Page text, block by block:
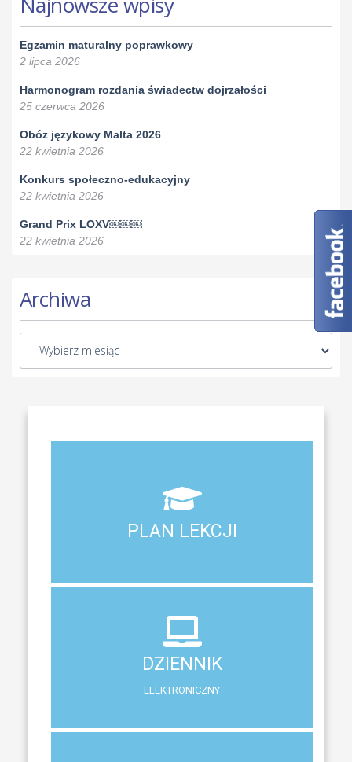
Egzamin maturalny poprawkowy
2 lipca 2026
Harmonogram rozdania świadectw dojrzałości
25 czerwca 2026
Obóz językowy Malta 2026
22 kwietnia 2026
Konkurs społeczno-edukacyjny
22 kwietnia 2026
Grand Prix LOXV￼￼￼
22 kwietnia 2026
Archiwa
PLAN LEKCJI
PLAN LEKCJI
DZIENNIK
ELEKTRONICZNY
DZIENNIK
ELEKTRONICZNY
System zewnętrzny do śledzenia postępów w nauce